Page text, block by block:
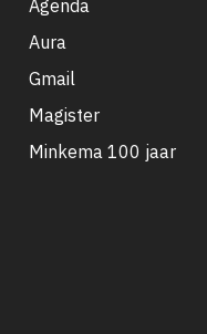
Agenda
Aura
Gmail
Magister
Minkema 100 jaar